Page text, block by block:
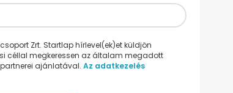
Zrt. Startlap hírlevel(ek)et küldjön
céllal megkeressen az általam megadott
ajánlatával. Az adatkezelés